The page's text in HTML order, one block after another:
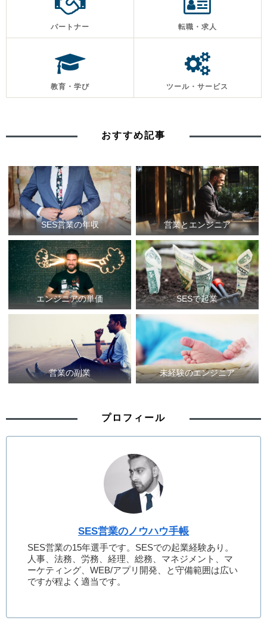
パートナー 転職・求人
教育・学び ツール・サービス
おすすめ記事
SES営業の年収 営業とエンジニア
エンジニアの単価 SESで起業
営業の副業 未経験のエンジニア
プロフィール
SES営業のノウハウ手帳
SES営業の15年選手です。SESでの起業経験あり。
人事、法務、労務、経理、総務、マネジメント、マ
ーケティング、WEB/アプリ開発、と守備範囲は広い
ですが程よく適当です。